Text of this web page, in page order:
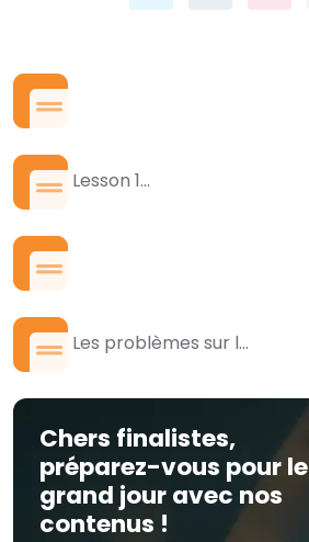
Lesson 1...
Les problèmes sur l...
Chers finalistes,
préparez-vous pour le
grand jour avec nos
contenus !